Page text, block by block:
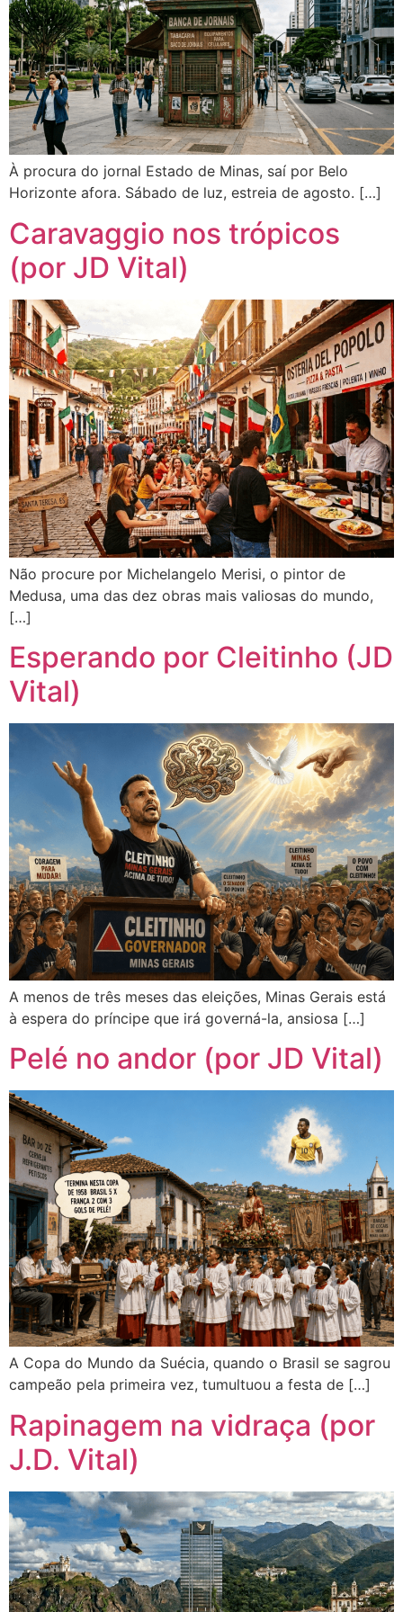
À procura do jornal Estado de Minas, saí por Belo
Horizonte afora. Sábado de luz, estreia de agosto. […]
Caravaggio nos trópicos
(por JD Vital)
Não procure por Michelangelo Merisi, o pintor de
Medusa, uma das dez obras mais valiosas do mundo,
[…]
Esperando por Cleitinho (JD
Vital)
A menos de três meses das eleições, Minas Gerais está
à espera do príncipe que irá governá-la, ansiosa […]
Pelé no andor (por JD Vital)
A Copa do Mundo da Suécia, quando o Brasil se sagrou
campeão pela primeira vez, tumultuou a festa de […]
Rapinagem na vidraça (por
J.D. Vital)